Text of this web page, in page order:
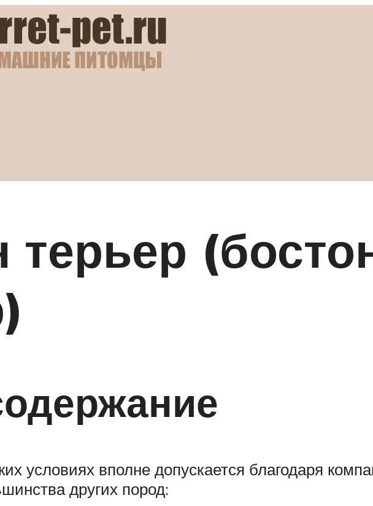
терьер
условиях вполне допускается благодаря
других пород: